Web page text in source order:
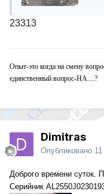
23313
Опыт-это когда на смену
единственный вопрос-НА....?
Dimitras
Опубликовано
Доброго времени суток.
Серийник